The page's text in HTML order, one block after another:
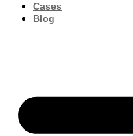
Cases
Blog